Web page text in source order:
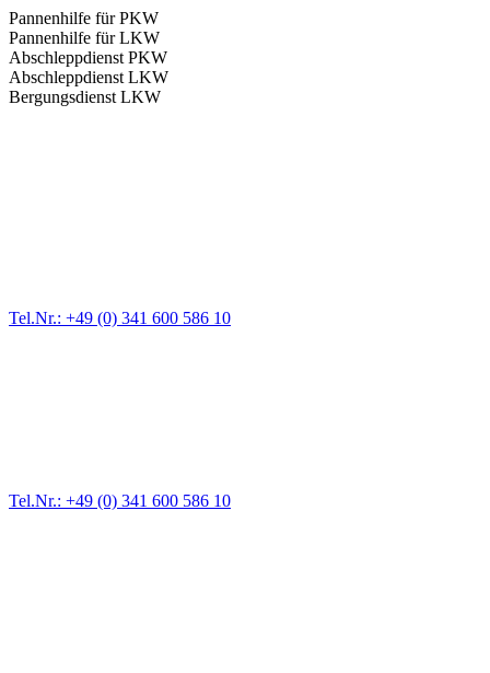
Pannenhilfe für PKW
Pannenhilfe für LKW
Abschleppdienst PKW
Abschleppdienst LKW
Bergungsdienst LKW
Tel.Nr.: +49 (0) 341 600 586 10
Tel.Nr.: +49 (0) 341 600 586 10